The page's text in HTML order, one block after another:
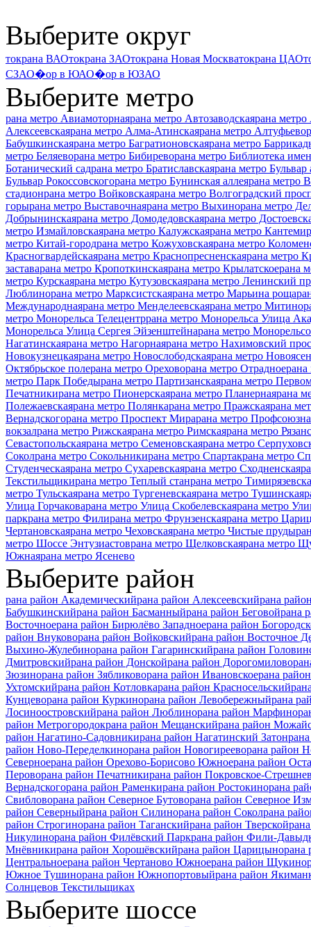
Выберите округ
токрана ВАОтокрана ЗАОтокрана Новая Москватокрана ЦАО
СЗАО�ор в ЮАО�ор в ЮЗАО
Выберите метро
рана метро Авиамоторнаярана метро Автозаводскаярана метро
Алексеевскаярана метро Алма-Атинскаярана метро Алтуфьево
Бабушкинскаярана метро Багратионовскаярана метро
метро Беляеворана метро Бибиреворана метро Библиотека
Ботанический садрана метро Братиславскаярана метро
Бульвар Рокоссовскогорана метро Бунинская аллеярана метро
стадионрана метро Войковскаярана метро Волгоградский
горырана метро Выставочнаярана метро Выхинорана метро
Добрынинскаярана метро Домодедовскаярана метро
метро Измайловскаярана метро Калужскаярана метро
метро Китай-городрана метро Кожуховскаярана метро
Красногвардейскаярана метро Краснопресненскаярана метро
заставарана метро Кропоткинскаярана метро Крылатскоерана
метро Курскаярана метро Кутузовскаярана метро Ленинский
Люблинорана метро Марксистскаярана метро Марьина роща
Международнаярана метро Менделеевскаярана метро Митино
метро Монорельса Телецентррана метро Монорельса Улица
Монорельса Улица Сергея Эйзенштейнарана метро
Нагатинскаярана метро Нагорнаярана метро Нахимовский
Новокузнецкаярана метро Новослободскаярана метро
Октябрьское полерана метро Ореховорана метро Отрадное
метро Парк Победырана метро Партизанскаярана метро
Печатникирана метро Пионерскаярана метро Планернаярана
Полежаевскаярана метро Полянкарана метро Пражскаярана
Вернадскогорана метро Проспект Мирарана метро
вокзалрана метро Рижскаярана метро Римскаярана метро
Севастопольскаярана метро Семеновскаярана метро
Соколрана метро Сокольникирана метро Спартакрана метро
Студенческаярана метро Сухаревскаярана метро Сходненская
Текстильщикирана метро Теплый станрана метро
метро Тульскаярана метро Тургеневскаярана метро Тушинская
Улица Горчаковарана метро Улица Скобелевскаярана метро
паркрана метро Филирана метро Фрунзенскаярана метро
Чертановскаярана метро Чеховскаярана метро Чистые пруды
метро Шоссе Энтузиастоврана метро Щелковскаярана метро
Южнаярана метро Ясенево
Выберите район
рана район Академическийрана район Алексеевскийрана
Бабушкинскийрана район Басманныйрана район Беговойрана
Восточноерана район Бирюлёво Западноерана район
район Внуковорана район Войковскийрана район Восточное
Выхино-Жулебинорана район Гагаринскийрана район
Дмитровскийрана район Донскойрана район Дорогомилово
Зюзинорана район Зябликоворана район Ивановскоерана
Ухтомскийрана район Котловкарана район Красносельский
Кунцеворана район Куркинорана район Левобережныйрана
Лосиноостровскийрана район Люблинорана район Марфино
район Метрогородокрана район Мещанскийрана район
район Нагатино-Садовникирана район Нагатинский Затон
район Ново-Переделкинорана район Новогирееворана район
Северноерана район Орехово-Борисово Южноерана район
Пероворана район Печатникирана район Покровское-
Вернадскогорана район Раменкирана район Ростокинорана
Свибловорана район Северное Бутоворана район Северное
район Северныйрана район Силинорана район Соколрана
район Строгинорана район Таганскийрана район Тверской
Никулинорана район Филёвский Паркрана район Фили-
Мнёвникирана район Хорошёвскийрана район Царицынорана
Центральноерана район Чертаново Южноерана район Щукино
Южное Тушинорана район Южнопортовыйрана район
Солнцевов Текстильщиках
Выберите шоссе